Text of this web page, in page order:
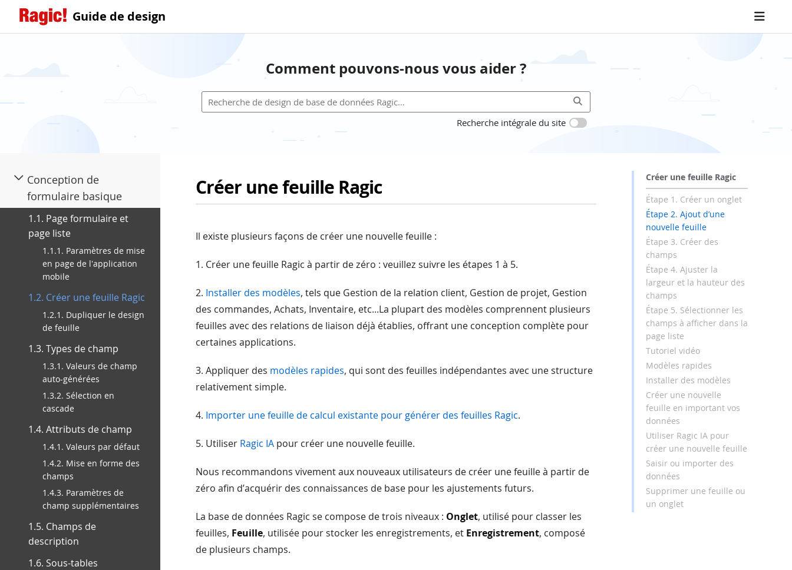
Guide de design
Comment pouvons-nous vous aider ?
Recherche intégrale du site
Conception de
formulaire basique
1.1. Page formulaire et
page liste
1.1.1. Paramètres de mise
en page de l'application
mobile
1.2. Créer une feuille Ragic
1.2.1. Dupliquer le design
de feuille
1.3. Types de champ
1.3.1. Valeurs de champ
auto-générées
1.3.2. Sélection en
cascade
1.4. Attributs de champ
1.4.1. Valeurs par défaut
1.4.2. Mise en forme des
champs
1.4.3. Paramètres de
champ supplémentaires
1.5. Champs de
description
1.6. Sous-tables
Créer une feuille Ragic
Étape 1. Créer un onglet
Étape 2. Ajout d’une
nouvelle feuille
Étape 3. Créer des
champs
Étape 4. Ajuster la
largeur et la hauteur des
champs
Étape 5. Sélectionner les
champs à afficher dans la
page liste
Tutoriel vidéo
Modèles rapides
Installer des modèles
Créer une nouvelle
feuille en important vos
données
Utiliser Ragic IA pour
créer une nouvelle feuille
Saisir ou importer des
données
Supprimer une feuille ou
un onglet
Créer une feuille Ragic
Il existe plusieurs façons de créer une nouvelle feuille :
1. Créer une feuille Ragic à partir de zéro : veuillez suivre les étapes 1 à 5.
2. Installer des modèles, tels que Gestion de la relation client, Gestion de projet, Gestion
des commandes, Achats, Inventaire, etc...La plupart des modèles comprennent plusieurs
feuilles avec des relations de liaison déjà établies, offrant une conception complète pour
certaines applications.
3. Appliquer des modèles rapides, qui sont des feuilles indépendantes avec une structure
relativement simple.
4. Importer une feuille de calcul existante pour générer des feuilles Ragic.
5. Utiliser Ragic IA pour créer une nouvelle feuille.
Nous recommandons vivement aux nouveaux utilisateurs de créer une feuille à partir de
zéro afin d’acquérir des connaissances de base pour les ajustements futurs.
La base de données Ragic se compose de trois niveaux : Onglet, utilisé pour classer les
feuilles, Feuille, utilisée pour stocker les enregistrements, et Enregistrement, composé
de plusieurs champs.